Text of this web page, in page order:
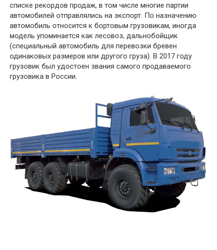
списке рекордов продаж, в том числе многие партии
автомобилей отправлялись на экспорт. По назначению
автомобиль относится к бортовым грузовикам, иногда
модель упоминается как лесовоз, дальнобойщик
(специальный автомобиль для перевозки бревен
одинаковых размеров или другого груза). В 2017 году
грузовик был удостоен звания самого продаваемого
грузовика в России.